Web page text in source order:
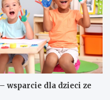
wsparcie dla dzieci ze